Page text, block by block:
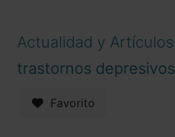
Actualidad y Artículos
trastornos depresivos
Favorito